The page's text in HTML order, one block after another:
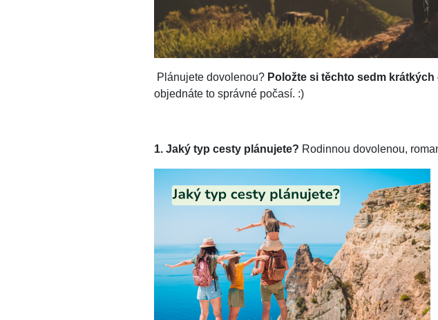
Plánujete dovolenou? Položte si těchto sedm
objednáte to správné počasí. :)
1. Jaký typ cesty plánujete? Rodinnou dovolenou,